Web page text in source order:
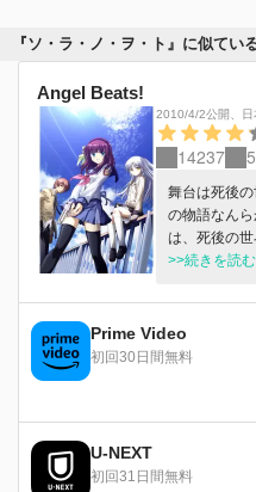
『ソ・ラ・ノ・ヲ・ト』に似てい
Angel Beats!
2010/4/2公開
14237
舞台は死後
の物語なん
は、死後の
会う。彼女は
そして、立
は、可憐な
く、この死後
選ぶことに
>>続きを読む
Prime Video
初回30日間無料
U-NEXT
初回31日間無料